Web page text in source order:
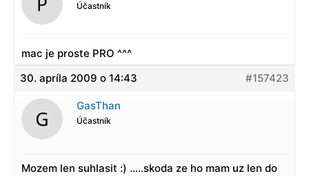
Účastník
mac je proste PRO ^^^
30. apríla 2009 o 14:43
#157423
GasThan
Účastník
Mozem len suhlasit :) …..skoda ze ho mam uz len do